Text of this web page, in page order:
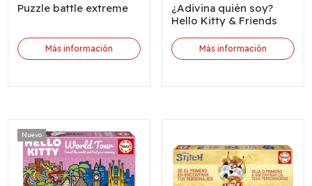
Puzzle battle extreme
Más información
¿Adivina quién soy?
Hello Kitty & Friends
Más información
Nuevo